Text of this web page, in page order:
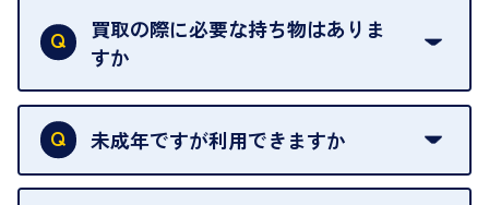
買取の際に必要な持ち物はありま
すか
本人確認書類をご用意ください。ご利用になれる書
類はこちらをご確認ください。
未成年ですが利用できますか
18歳未満の方は、保護者の同意があってもご利用い